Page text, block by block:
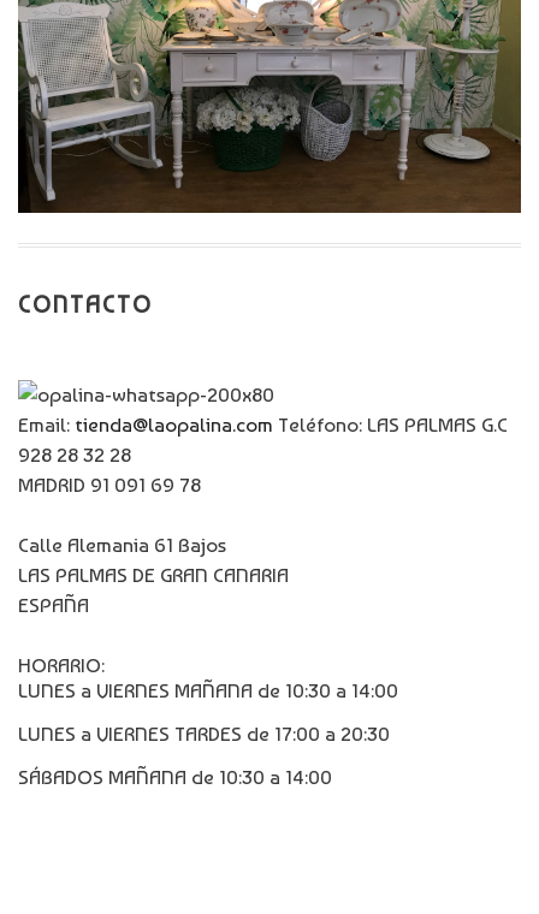
CONTACTO
Email: tienda@laopalina.com Teléfono: LAS PALMAS G.C
928 28 32 28
MADRID 91 091 69 78
Calle Alemania 61 Bajos
LAS PALMAS DE GRAN CANARIA
ESPAÑA
HORARIO:
LUNES a VIERNES MAÑANA de 10:30 a 14:00
LUNES a VIERNES TARDES de 17:00 a 20:30
SÁBADOS MAÑANA de 10:30 a 14:00